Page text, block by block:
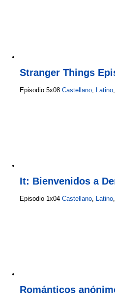
Stranger Things
Episodio 5x08 Castellano Latino
It: Bienvenidos a
Episodio 1x04 Castellano, Latino,
Románticos